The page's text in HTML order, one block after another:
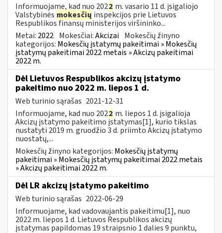
Informuojame, kad nuo 2022 m. vasario 11 d. įsigaliojo
Valstybinės mokesčių inspekcijos prie Lietuvos
Respublikos finansų ministerijos viršininko...
Metai: 2022 Mokesčiai:Akcizai Mokesčių žinyno
kategorijos: Mokesčių įstatymų pakeitimai » Mokesčių
įstatymų pakeitimai 2022 metais » Akcizų pakeitimai
2022 m.
Dėl Lietuvos Respublikos akcizų įstatymo
pakeitimo nuo 2022 m. liepos 1 d.
Web turinio sąrašas 2021-12-31
Informuojame, kad nuo 2022 m. liepos 1 d. įsigalioja
Akcizų įstatymo pakeitimo įstatymas[1], kurio tikslas
nustatyti 2019 m. gruodžio 3 d. priimto Akcizų įstatymo
nuostatų,...
Mokesčių žinyno kategorijos: Mokesčių įstatymų
pakeitimai » Mokesčių įstatymų pakeitimai 2022 metais
» Akcizų pakeitimai 2022 m.
Dėl LR akcizų įstatymo pakeitimo
Web turinio sąrašas 2022-06-29
Informuojame, kad vadovaujantis pakeitimu[1], nuo
2022 m. liepos 1 d. Lietuvos Respublikos akcizų
įstatymas papildomas 19 straipsnio 1 dalies 9 punktu,